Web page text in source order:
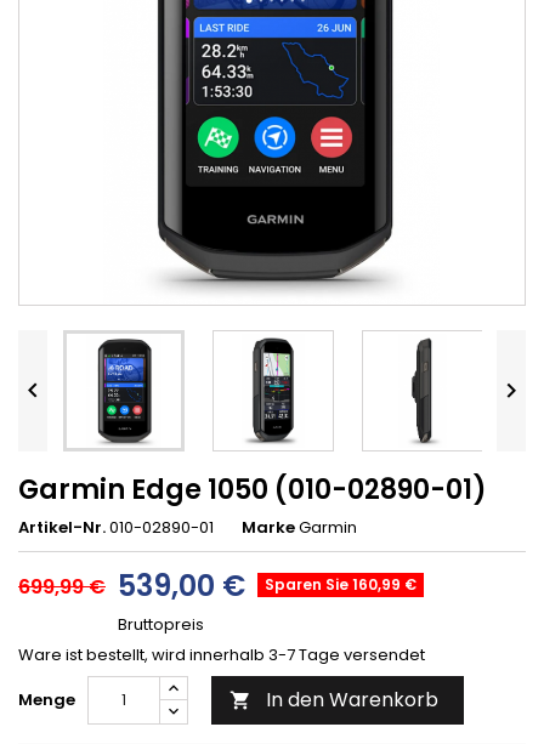
 
Garmin Edge 1050 (010-02890-01)
Artikel-Nr.010-02890-01 MarkeGarmin
699,99 € 539,00 € Sparen Sie 160,99 €
Bruttopreis
Ware ist bestellt, wird innerhalb 3-7 Tage versendet
Menge
 In den Warenkorb